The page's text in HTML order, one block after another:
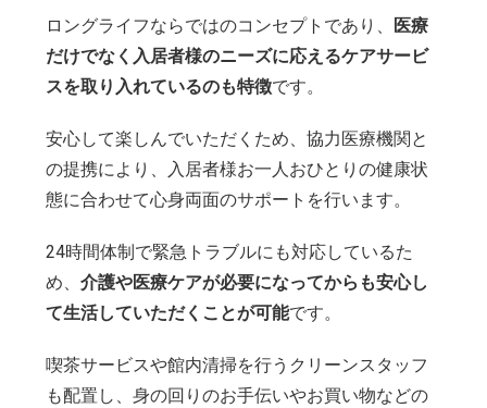
ロングライフならではのコンセプトであり、
医療
だけでなく入居者様のニーズに応えるケアサービ
スを取り入れているのも特徴です。
安心して楽しんでいただくため、協力医療機関と
の提携により、入居者様お一人おひとりの健康状
態に合わせて心身両面のサポートを行います。
24時間体制で緊急トラブルにも対応しているた
め、 介護や医療ケアが必要になってからも安心し
て生活していただくことが可能です。
喫茶サービスや館内清掃を行うクリーンスタッフ
も配置し、身の回りのお手伝いやお買い物などの